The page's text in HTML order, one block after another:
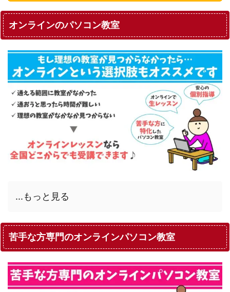
オンラインのパソコン教室
...もっと見る
苦手な方専門のオンラインパソコン教室